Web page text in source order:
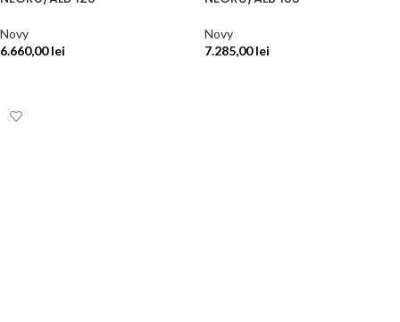
Novy
6.660,00lei
Novy
7.285,00lei